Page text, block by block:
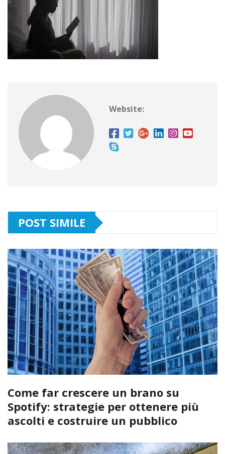
Website:
POST SIMILE
Come far crescere un brano su
Spotify: strategie per ottenere più
ascolti e costruire un pubblico